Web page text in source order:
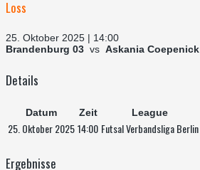
Loss
25. Oktober 2025 | 14:00
Brandenburg 03 vs Askania Coepenick
Details
Datum Zeit League
25. Oktober 202514:00 Futsal Verbandsliga Berlin
Ergebnisse